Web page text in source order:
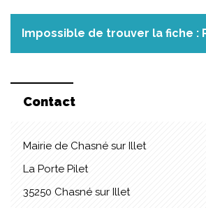
Impossible de trouver la fiche :
Contact
Mairie de Chasné sur Illet
La Porte Pilet
35250 Chasné sur Illet